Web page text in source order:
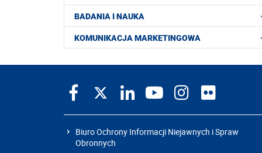
BADANIA I NAUKA
KOMUNIKACJA MARKETINGOWA
Biuro Ochrony Informacji Niejawnych i Spraw
Obronnych